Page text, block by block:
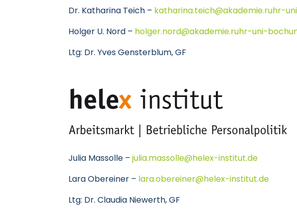
Dr. Katharina Teich – katharina.teich@akademie.ruhr-
Holger U. Nord – holger.nord@akademie.ruhr-uni-
Ltg: Dr. Yves Gensterblum, GF
Julia Massolle –julia.massolle@helex-institut.de
Lara Obereiner – lara.obereiner@helex-institut.de
Ltg: Dr. Claudia Niewerth, GF